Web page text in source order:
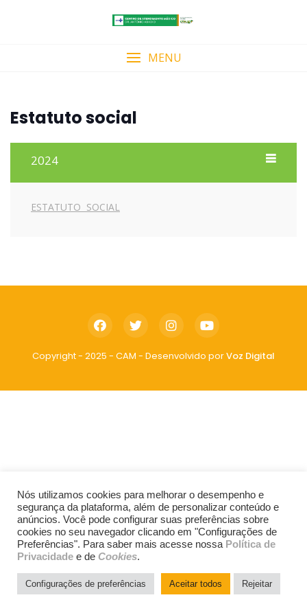
MENU
Estatuto social
2024
ESTATUTO SOCIAL
Copyright - 2025 - CAM - Desenvolvido porVoz Digital
Nós utilizamos cookies para melhorar o desempenho e
segurança da plataforma, além de personalizar conteúdo e
anúncios. Você pode configurar suas preferências sobre
cookies no seu navegador clicando em "Configurações de
Preferências". Para saber mais acesse nossa Política de
Privacidade e de Cookies.
Configurações de preferências Aceitar todos Rejeitar